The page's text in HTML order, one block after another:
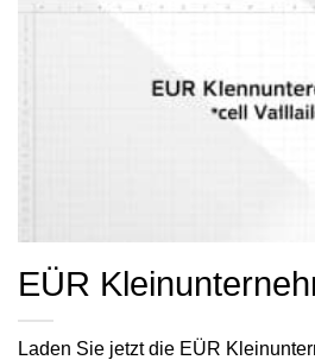
EÜR
Laden Sie jetzt die EÜR